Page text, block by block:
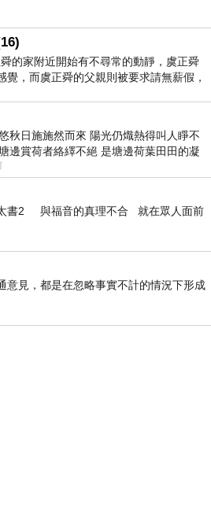
的家附近開始有不尋常的動靜，虞正舜
，而虞正舜的父親則被要求請無薪假，
秋日施施然而來 陽光仍熾熱得叫人睜不
邊賞荷者絡繹不絕 是塘邊荷葉田田的凝
逸的是映日荷花別樣紅
2 與福音的真理不合 就在眾人面前
意見，都是在忽略事實不計的情況下形成